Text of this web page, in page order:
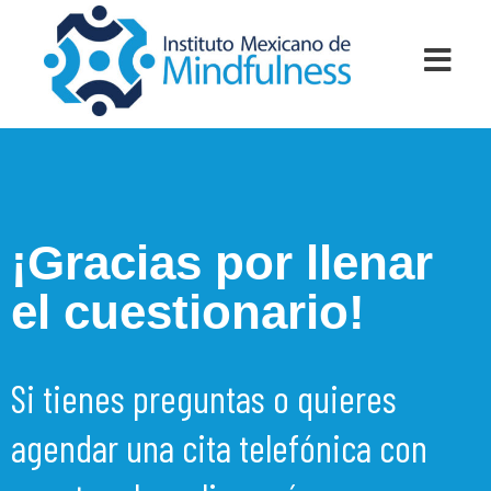
¡Gracias por llenar
el cuestionario!
Si tienes preguntas o quieres
agendar una cita telefónica con